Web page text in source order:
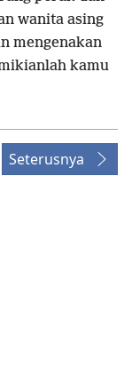
wanita asing
mengenakan
kamu
Seterusnya